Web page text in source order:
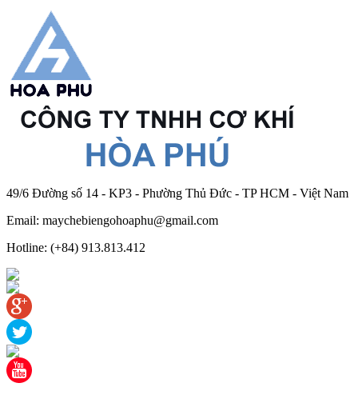
49/6 Đường số 14 - KP3 - Phường Thủ Đức - TP HCM - Việt Nam
Email: maychebiengohoaphu@gmail.com
Hotline: (+84) 913.813.412